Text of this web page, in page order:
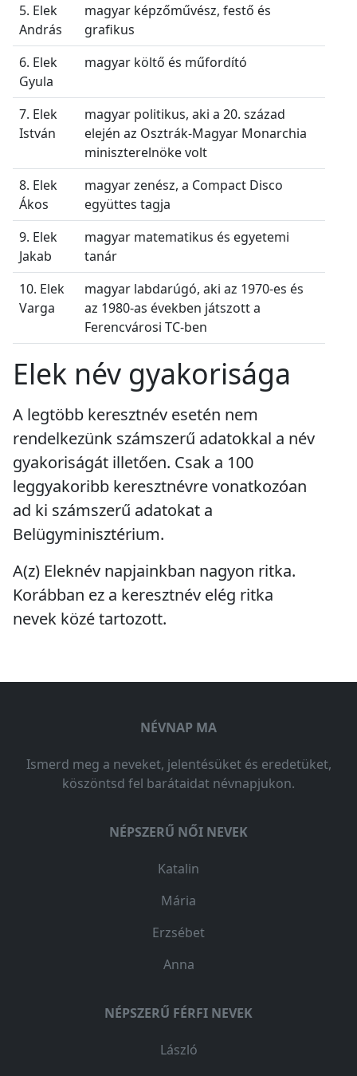
5. Elek
András
magyar képzőművész, festő és
grafikus
6. Elek
Gyula
magyar költő és műfordító
7. Elek
István
magyar politikus, aki a 20. század
elején az Osztrák-Magyar Monarchia
miniszterelnöke volt
8. Elek
Ákos
magyar zenész, a Compact Disco
együttes tagja
9. Elek
Jakab
magyar matematikus és egyetemi
tanár
10. Elek
Varga
magyar labdarúgó, aki az 1970-es és
az 1980-as években játszott a
Ferencvárosi TC-ben
Elek név gyakorisága
A legtöbb keresztnév esetén nem
rendelkezünk számszerű adatokkal a név
gyakoriságát illetően. Csak a 100
leggyakoribb keresztnévre vonatkozóan
ad ki számszerű adatokat a
Belügyminisztérium.
A(z) Eleknév napjainkban nagyon ritka.
Korábban ez a keresztnév elég ritka
nevek közé tartozott.
NÉVNAP MA
Ismerd meg a neveket, jelentésüket és eredetüket,
köszöntsd fel barátaidat névnapjukon.
NÉPSZERŰ NŐI NEVEK
Katalin
Mária
Erzsébet
Anna
NÉPSZERŰ FÉRFI NEVEK
László